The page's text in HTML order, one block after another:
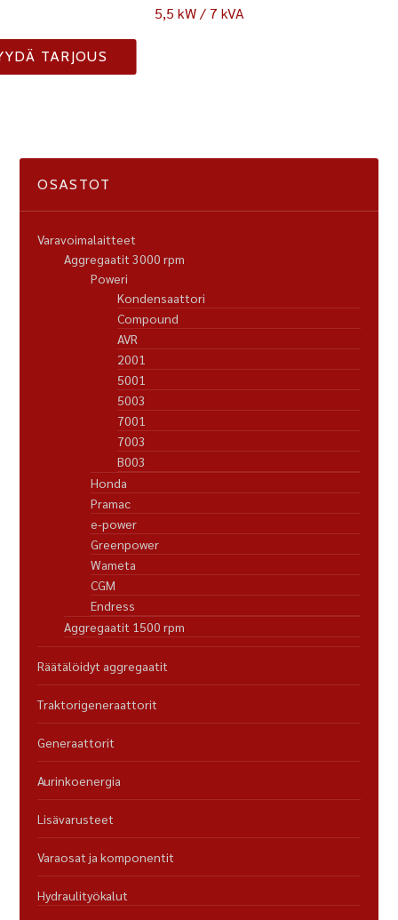
5,5 kW / 7 kVA
TARJOUS
OSASTOT
Varavoimalaitteet
Aggregaatit 3000 rpm
Poweri
Kondensaattori
Compound
AVR
2001
5001
5003
7001
7003
B003
Honda
Pramac
e-power
Greenpower
Wameta
CGM
Endress
Aggregaatit 1500 rpm
Räätälöidyt aggregaatit
Traktorigeneraattorit
Generaattorit
Aurinkoenergia
Lisävarusteet
Varaosat ja komponentit
Hydraulityökalut